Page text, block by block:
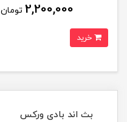
2,200,000 تومان
بث اند بادی ورکس